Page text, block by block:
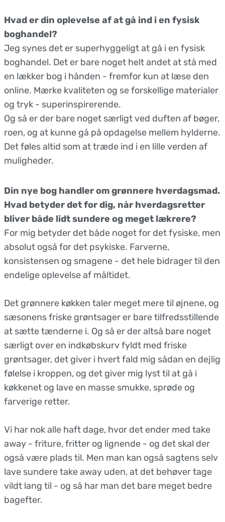
Hvad er din oplevelse af at gå ind i en fysisk
boghandel?
Jeg synes det er superhyggeligt at gå i en fysisk
boghandel. Det er bare noget helt andet at stå med
en lækker bog i hånden - fremfor kun at læse den
online. Mærke kvaliteten og se forskellige materialer
og tryk - superinspirerende.
Og så er der bare noget særligt ved duften af bøger,
roen, og at kunne gå på opdagelse mellem hylderne.
Det føles altid som at træde ind i en lille verden af
muligheder.
Din nye bog handler om grønnere hverdagsmad.
Hvad betyder det for dig, når hverdagsretter
bliver både lidt sundere og meget lækrere?
For mig betyder det både noget for det fysiske, men
absolut også for det psykiske. Farverne,
konsistensen og smagene - det hele bidrager til den
endelige oplevelse af måltidet.
Det grønnere køkken taler meget mere til øjnene, og
sæsonens friske grøntsager er bare tilfredsstillende
at sætte tænderne i. Og så er der altså bare noget
særligt over en indkøbskurv fyldt med friske
grøntsager, det giver i hvert fald mig sådan en dejlig
følelse i kroppen, og det giver mig lyst til at gå i
køkkenet og lave en masse smukke, sprøde og
farverige retter.
Vi har nok alle haft dage, hvor det ender med take
away - friture, fritter og lignende - og det skal der
også være plads til. Men man kan også sagtens selv
lave sundere take away uden, at det behøver tage
vildt lang til - og så har man det bare meget bedre
bagefter.